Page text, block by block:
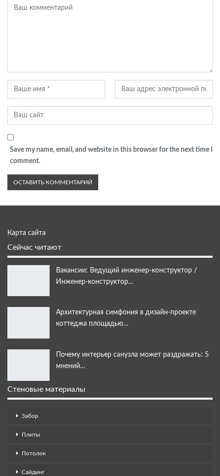
Save my name, email, and website in this browser for the next time I
comment.
Карта сайта
Сейчас читают
Вакансии: Ведущий инженер-конструктор /
Инженер-конструктор…
Архитектурная симфония в дизайн-проекте
коттеджа площадью…
Почему интерьер санузла может раздражать: 5
мнений…
Стеновые материалы
Забор
Плиты
Потолок
Сайдинг